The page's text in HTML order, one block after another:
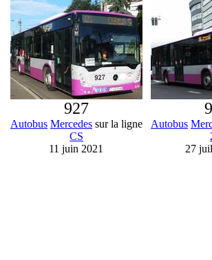
927
Autobus Mercedes sur la ligne
CS
11 juin 2021
Autobus
27